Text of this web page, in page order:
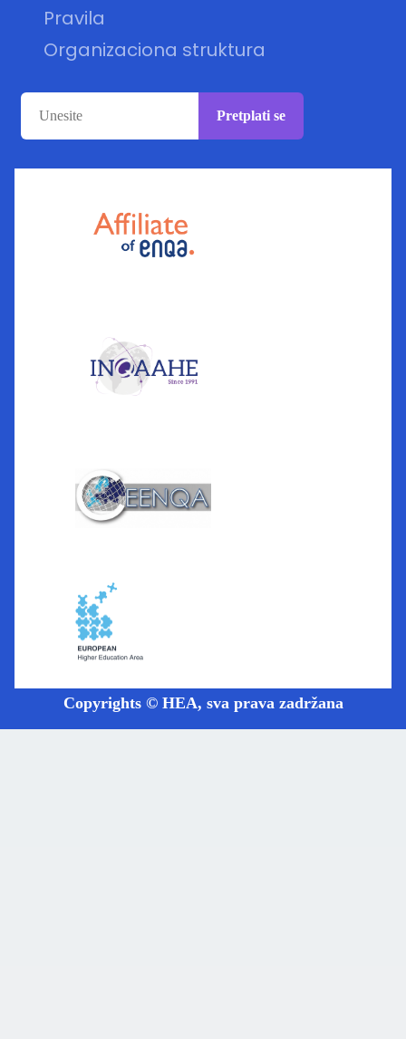
Pravila
Organizaciona struktura
Pretplati se
Copyrights © HEA, sva prava zadržana